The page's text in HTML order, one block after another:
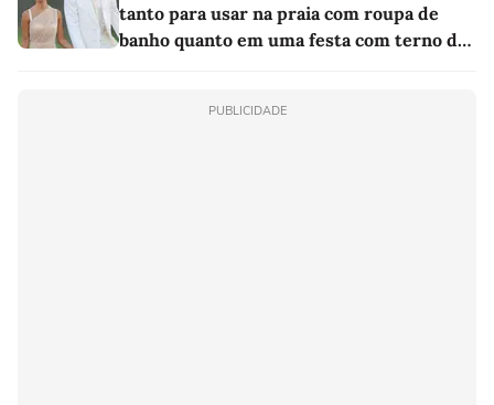
tanto para usar na praia com roupa de
banho quanto em uma festa com terno de
PUBLICIDADE